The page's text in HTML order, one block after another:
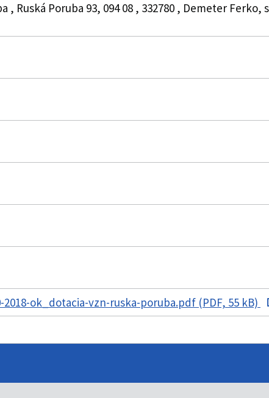
, Ruská Poruba 93, 094 08 , 332780 , Demeter Ferko,
2018-ok_dotacia-vzn-ruska-poruba.pdf (PDF, 55 kB)